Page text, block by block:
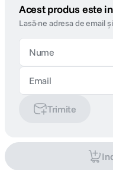
Acest produs este
Lasă-ne adresa de email
Trimite